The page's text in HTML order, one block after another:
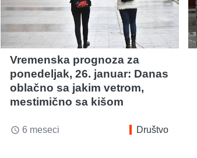
Vremenska prognoza za
ponedeljak, 26. januar: Danas
oblačno sa jakim vetrom,
mestimično sa kišom
access_time 6 meseci Društvo